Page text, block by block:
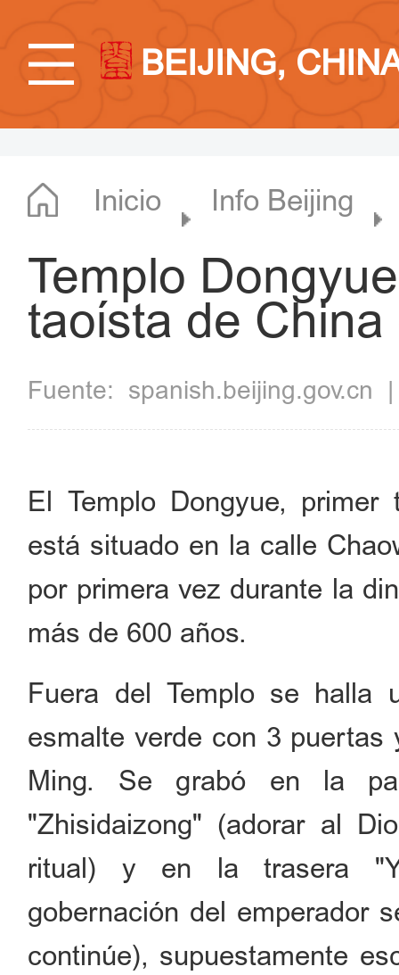
BEIJING,
Inicio Info Beijing
Templo
taoísta de
Fuente: spanish.beijing.gov.cn
El Templo Dongyue,
está situado en la calle
por primera vez durante la
más de 600 años.
Fuera del Templo se halla
esmalte verde con 3
Ming. Se grabó en la
"Zhisidaizong" (adorar al
ritual) y en la trasera
gobernación del emperador
continúe), supuestamente